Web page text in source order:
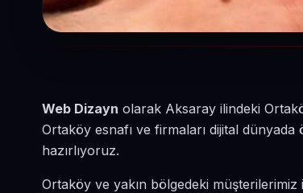
Web Dizayn olarak Aksaray ilindeki
Ortaköy esnafı ve firmaları dijital
hazırlıyoruz.
Ortaköy ve yakın bölgedeki